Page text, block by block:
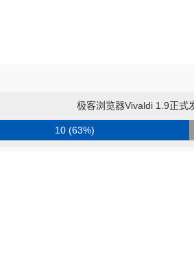
极客浏览器Vivaldi 1.9正式
10 (63%)